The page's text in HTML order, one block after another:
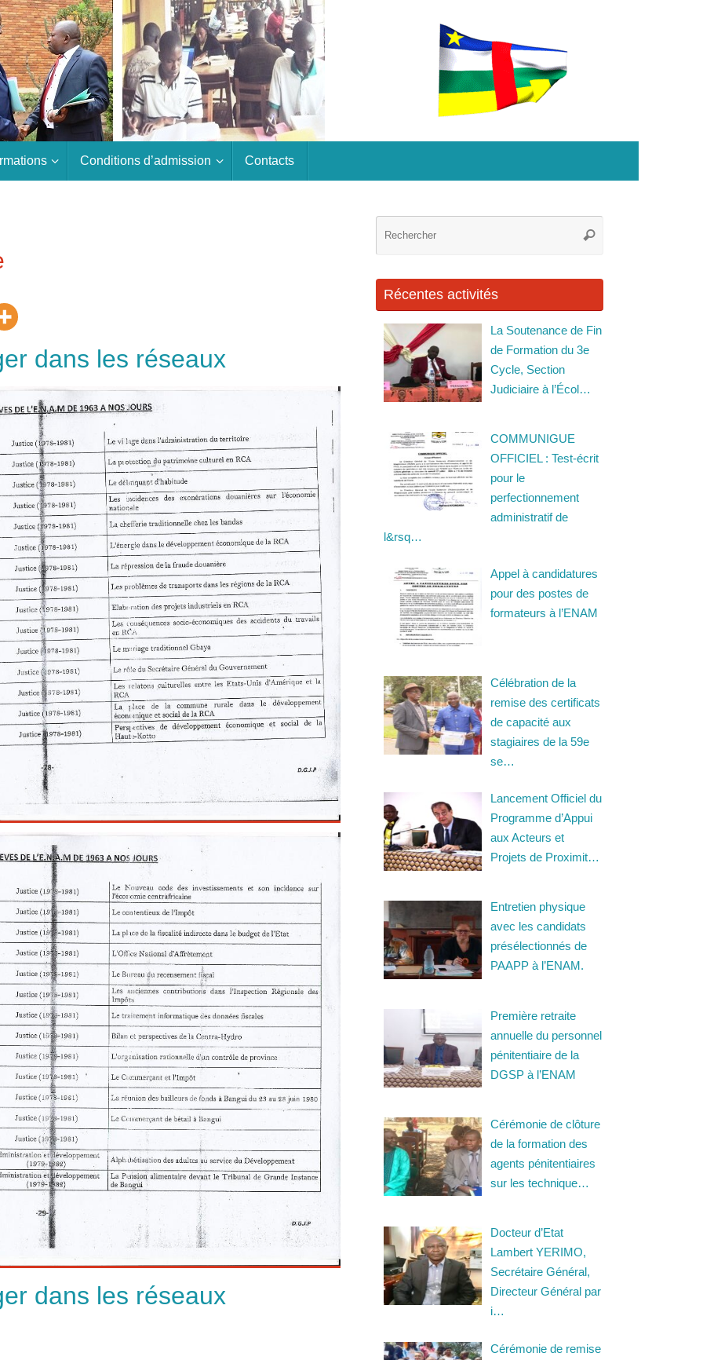
Conditions d’admission Contacts
dans les réseaux
dans les réseaux
Rechercher
Récentes activités
La Soutenance de Fin
de Formation du 3e
Cycle, Section
Judiciaire à l’Écol…
COMMUNIGUE
OFFICIEL : Test-écrit
pour le
perfectionnement
administratif de
l&rsq…
Appel à candidatures
pour des postes de
formateurs à l’ENAM
Célébration de la
remise des certificats
de capacité aux
stagiaires de la 59e
se…
Lancement Officiel du
Programme d’Appui
aux Acteurs et
Projets de Proximit…
Entretien physique
avec les candidats
présélectionnés de
PAAPP à l’ENAM.
Première retraite
annuelle du personnel
pénitentiaire de la
DGSP à l’ENAM
Cérémonie de clôture
de la formation des
agents pénitentiaires
sur les technique…
Docteur d’Etat
Lambert YERIMO,
Secrétaire Général,
Directeur Général par
i…
Cérémonie de remise